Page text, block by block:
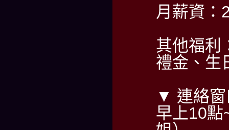
月薪資：
其他福利
禮金、生
▼ 連絡窗
早上10點